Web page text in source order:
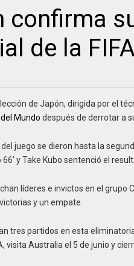
confirma
de la
de Japón, dirigida por el
Mundo después de derrotar a
juego se dieron hasta la
y Take Kubo sentenció el
líderes e invictos en el
y un empate.
tres partidos en esta
visita Australia el 5 de junio y